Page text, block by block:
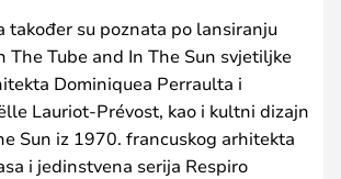
također su poznata po lansiranju
The Tube and In The Sun svjetiljke
Dominiquea Perraulta i
Lauriot-Prévost, kao i kultni dizajn
Sun iz 1970. francuskog arhitekta
i jedinstvena serija Respiro